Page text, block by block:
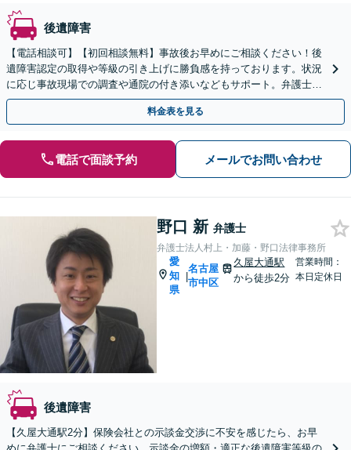
後遺障害
【電話相談可】【初回相談無料】事故後お早めにご相談ください！後
遺障害認定の取得や等級の引き上げに勝負感を持っております。状況
に応じ事故現場での調査や通院の付き添いなどもサポート。弁護士費
用特約を利用可能【名古屋駅10分】【休日・夜間面談可】
料金表を見る
電話で面談予約 メールでお問い合わせ
野口 新 弁護士
弁護士法人村上・加藤・野口法律事務所
愛
知
県
|
名古屋
市中区
久屋大通駅
から徒歩2分
営業時間：
本日定休日
後遺障害
【久屋大通駅2分】保険会社との示談金交渉に不安を感じたら、お早